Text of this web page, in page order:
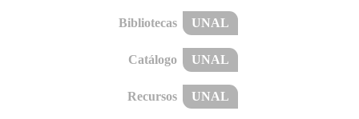
Bibliotecas UNAL
Catálogo UNAL
Recursos UNAL